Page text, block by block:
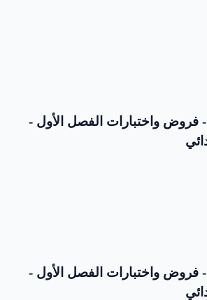
الموضوع رقم 143 - فروض واختبارات الفصل الأول -
الموضوع رقم 142 - فروض واختبارات الفصل الأول -